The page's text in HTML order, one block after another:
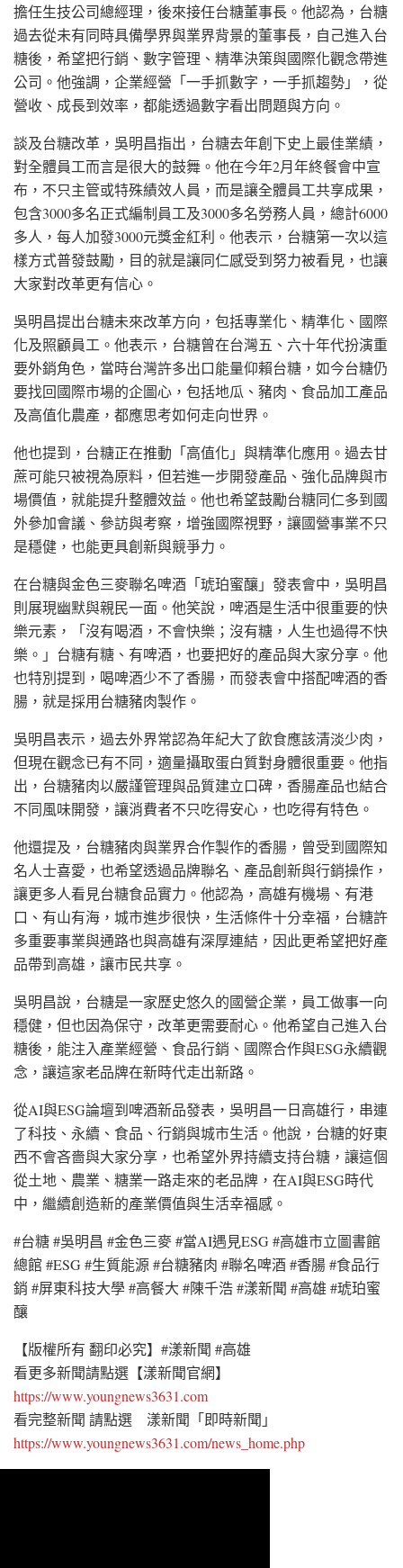
擔任生技公司總經理，後來接任台糖董事長。他認為，台糖
過去從未有同時具備學界與業界背景的董事長，自己進入台
糖後，希望把行銷、數字管理、精準決策與國際化觀念帶進
公司。他強調，企業經營「一手抓數字，一手抓趨勢」，從
營收、成長到效率，都能透過數字看出問題與方向。
談及台糖改革，吳明昌指出，台糖去年創下史上最佳業績，
對全體員工而言是很大的鼓舞。他在今年2月年終餐會中宣
布，不只主管或特殊績效人員，而是讓全體員工共享成果，
包含3000多名正式編制員工及3000多名勞務人員，總計6000
多人，每人加發3000元獎金紅利。他表示，台糖第一次以這
樣方式普發鼓勵，目的就是讓同仁感受到努力被看見，也讓
大家對改革更有信心。
吳明昌提出台糖未來改革方向，包括專業化、精準化、國際
化及照顧員工。他表示，台糖曾在台灣五、六十年代扮演重
要外銷角色，當時台灣許多出口能量仰賴台糖，如今台糖仍
要找回國際市場的企圖心，包括地瓜、豬肉、食品加工產品
及高值化農產，都應思考如何走向世界。
他也提到，台糖正在推動「高值化」與精準化應用。過去甘
蔗可能只被視為原料，但若進一步開發產品、強化品牌與市
場價值，就能提升整體效益。他也希望鼓勵台糖同仁多到國
外參加會議、參訪與考察，增強國際視野，讓國營事業不只
是穩健，也能更具創新與競爭力。
在台糖與金色三麥聯名啤酒「琥珀蜜釀」發表會中，吳明昌
則展現幽默與親民一面。他笑說，啤酒是生活中很重要的快
樂元素，「沒有喝酒，不會快樂；沒有糖，人生也過得不快
樂。」台糖有糖、有啤酒，也要把好的產品與大家分享。他
也特別提到，喝啤酒少不了香腸，而發表會中搭配啤酒的香
腸，就是採用台糖豬肉製作。
吳明昌表示，過去外界常認為年紀大了飲食應該清淡少肉，
但現在觀念已有不同，適量攝取蛋白質對身體很重要。他指
出，台糖豬肉以嚴謹管理與品質建立口碑，香腸產品也結合
不同風味開發，讓消費者不只吃得安心，也吃得有特色。
他還提及，台糖豬肉與業界合作製作的香腸，曾受到國際知
名人士喜愛，也希望透過品牌聯名、產品創新與行銷操作，
讓更多人看見台糖食品實力。他認為，高雄有機場、有港
口、有山有海，城市進步很快，生活條件十分幸福，台糖許
多重要事業與通路也與高雄有深厚連結，因此更希望把好產
品帶到高雄，讓市民共享。
吳明昌說，台糖是一家歷史悠久的國營企業，員工做事一向
穩健，但也因為保守，改革更需要耐心。他希望自己進入台
糖後，能注入產業經營、食品行銷、國際合作與ESG永續觀
念，讓這家老品牌在新時代走出新路。
從AI與ESG論壇到啤酒新品發表，吳明昌一日高雄行，串連
了科技、永續、食品、行銷與城市生活。他說，台糖的好東
西不會吝嗇與大家分享，也希望外界持續支持台糖，讓這個
從土地、農業、糖業一路走來的老品牌，在AI與ESG時代
中，繼續創造新的產業價值與生活幸福感。
#台糖 #吳明昌 #金色三麥 #當AI遇見ESG #高雄市立圖書館
總館 #ESG #生質能源 #台糖豬肉 #聯名啤酒 #香腸 #食品行
銷 #屏東科技大學 #高餐大 #陳千浩 #漾新聞 #高雄 #琥珀蜜
釀
【版權所有 翻印必究】#漾新聞 #高雄
看更多新聞請點選【漾新聞官網】
https://www.youngnews3631.com
看完整新聞 請點選 漾新聞「即時新聞」
https://www.youngnews3631.com/news_home.php